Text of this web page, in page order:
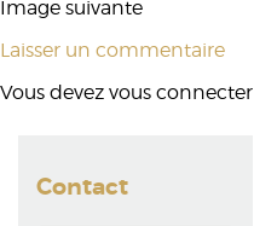
Image suivante
Laisser un commentaire
Vous devez vous connecter
Contact